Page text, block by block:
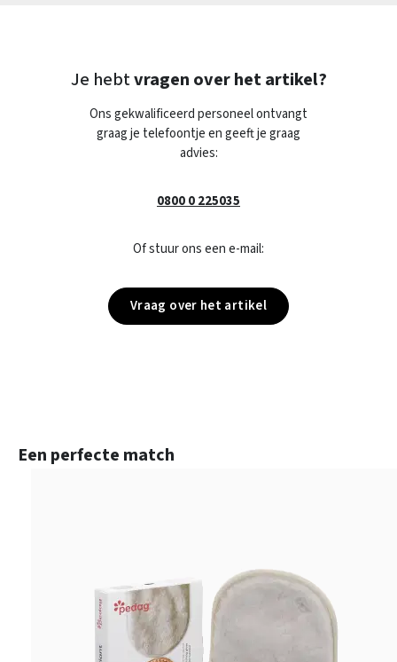
Je hebtvragen over het artikel?
Ons gekwalificeerd personeel ontvangt
graag je telefoontje en geeft je graag
advies:
0800 0 225035
Of stuur ons een e-mail:
Vraag over het artikel
Productgalerij overslaan
Een perfecte match